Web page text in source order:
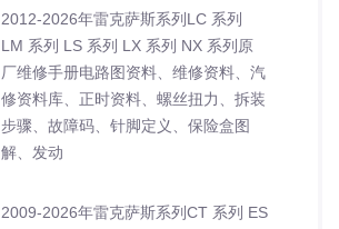
2012-2026年雷克萨斯系列LC 系列
LM 系列 LS 系列 LX 系列 NX 系列原
厂维修手册电路图资料、维修资料、汽
修资料库、正时资料、螺丝扭力、拆装
步骤、故障码、针脚定义、保险盒图
解、发动
2009-2026年雷克萨斯系列CT 系列 ES